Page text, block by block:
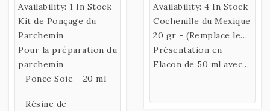
Availability: 1 In Stock
Kit de Ponçage du
Parchemin
Pour la préparation du
parchemin
- Ponce Soie - 20 ml
- Résine de
Availability: 4 In Stock
Cochenille du Mexique
20 gr - (Remplace le
Kermes)
Présentation en
Flacon de 50 ml avec